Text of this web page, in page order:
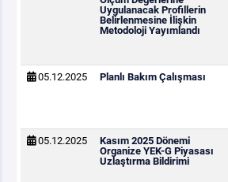
Uygulanacak Profillerin
Belirlenmesine İlişkin
Metodoloji Yayımlandı
05.12.2025 Planlı Bakım Çalışması
05.12.2025
Kasım 2025 Dönemi
Organize YEK-G Piyasası
Uzlaştırma Bildirimi